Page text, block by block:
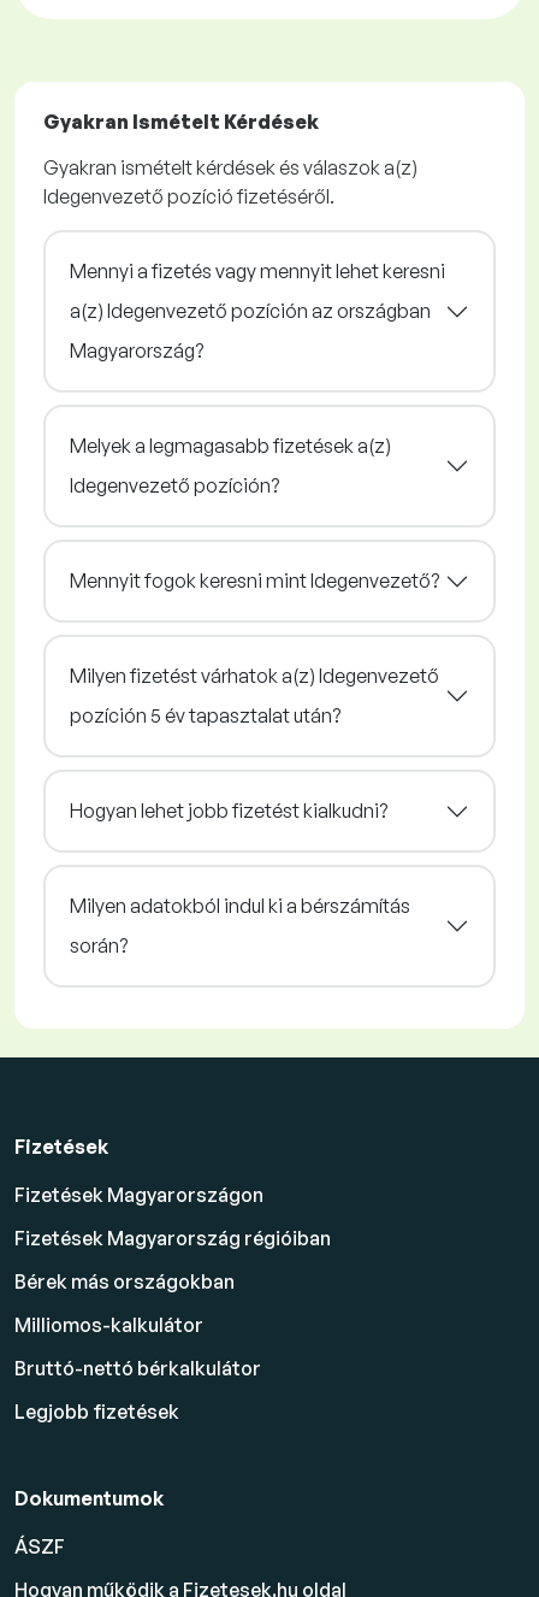
Gyakran Ismételt Kérdések
Gyakran ismételt kérdések és válaszok a(z)
Idegenvezető pozíció fizetéséről.
Mennyi a fizetés vagy mennyit lehet keresni
a(z) Idegenvezető pozíción az országban
Magyarország?
Melyek a legmagasabb fizetések a(z)
Idegenvezető pozíción?
Mennyit fogok keresni mint Idegenvezető?
Milyen fizetést várhatok a(z) Idegenvezető
pozíción 5 év tapasztalat után?
Hogyan lehet jobb fizetést kialkudni?
Milyen adatokból indul ki a bérszámítás
során?
Fizetések
Fizetések Magyarországon
Fizetések Magyarország régióiban
Bérek más országokban
Milliomos-kalkulátor
Bruttó-nettó bérkalkulátor
Legjobb fizetések
Dokumentumok
ÁSZF
Hogyan működik a Fizetesek.hu oldal